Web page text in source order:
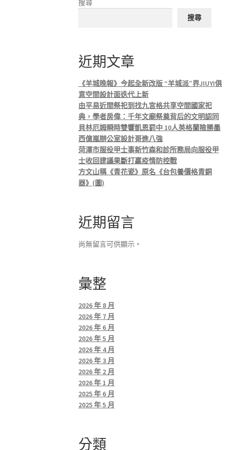
搜尋
搜尋
近期文章
《羊城晚報》今起全新改版 “羊城派”界JIUYI俱
意空間設計面迭代上新
由平易近間祭祀到找九宮格共享空間國家祀
典，學者房偉：千年文廟祭奠背后的文明認同
貝林厄姆瞬時雙響凱恩罰中 10人英格蘭險勝墨
西億嵐辦公室設計哥進八強
菏澤市服役甲士事新竹森和診所務局向服役甲
士收回建議果斷打贏疫情防控戰
方文山稱《青花瓷》原名《台包養價格青銅
器》(圖)
近期留言
尚無留言可供顯示。
彙整
2026 年 8 月
2026 年 7 月
2026 年 6 月
2026 年 5 月
2026 年 4 月
2026 年 3 月
2026 年 2 月
2026 年 1 月
2025 年 6 月
2025 年 5 月
分類